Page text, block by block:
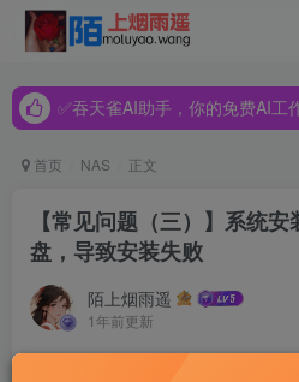
✅吞天雀AI助手，你的免费AI工作助手，支
✅吞天雀AI助手，你的免费AI工作助手，支
首页 NAS 正文
【常见问题（三）】系统
盘，导致安装失败
陌上烟雨遥
1年前更新